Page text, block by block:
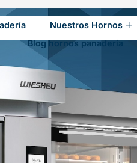
Nuestros Hornos
Blog hornos panadería